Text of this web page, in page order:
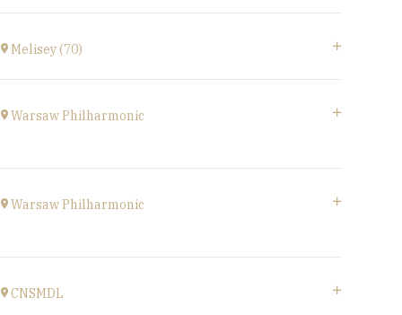
à20H00
Acheter vos billets
Melisey (70)
à18H00
Warsaw Philharmonic
à20H00
Warsaw Philharmonic
à 20H00
CNSMDL